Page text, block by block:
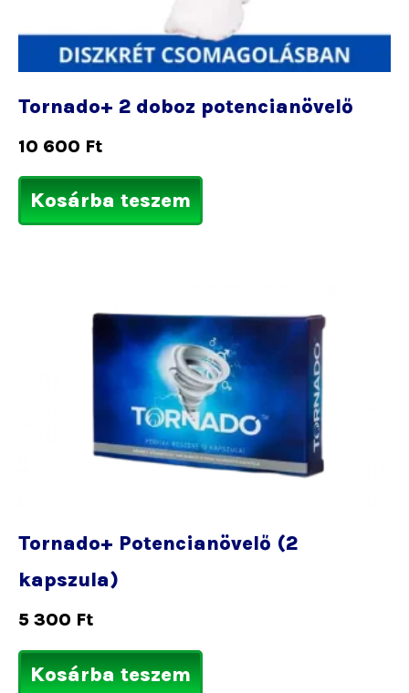
Tornado+ 2 doboz potencianövelő
10 600 Ft
Kosárba teszem
Tornado+ Potencianövelő (2
kapszula)
5 300 Ft
Kosárba teszem